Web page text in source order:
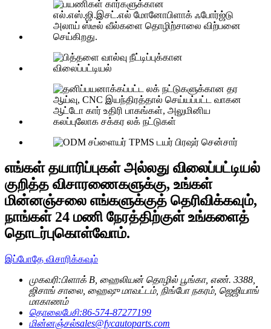
எங்கள் தயாரிப்புகள் அல்லது விலைப்பட்டியல்
குறித்த விசாரணைகளுக்கு, உங்கள்
மின்னஞ்சலை எங்களுக்குத் தெரிவிக்கவும்,
நாங்கள் 24 மணி நேரத்திற்குள் உங்களைத்
தொடர்புகொள்வோம்.
இப்போதே விசாரிக்கவும்
முகவரி:பிளாக் B, ஹைலியன் தொழில் பூங்கா, எண். 3388,
ஜிசாங் சாலை, ஹைஷு மாவட்டம், நிங்போ நகரம், ஜெஜியாங்
மாகாணம்
தொலைபேசி:86-574-87277199
மின்னஞ்சல்sales@fycautoparts.com